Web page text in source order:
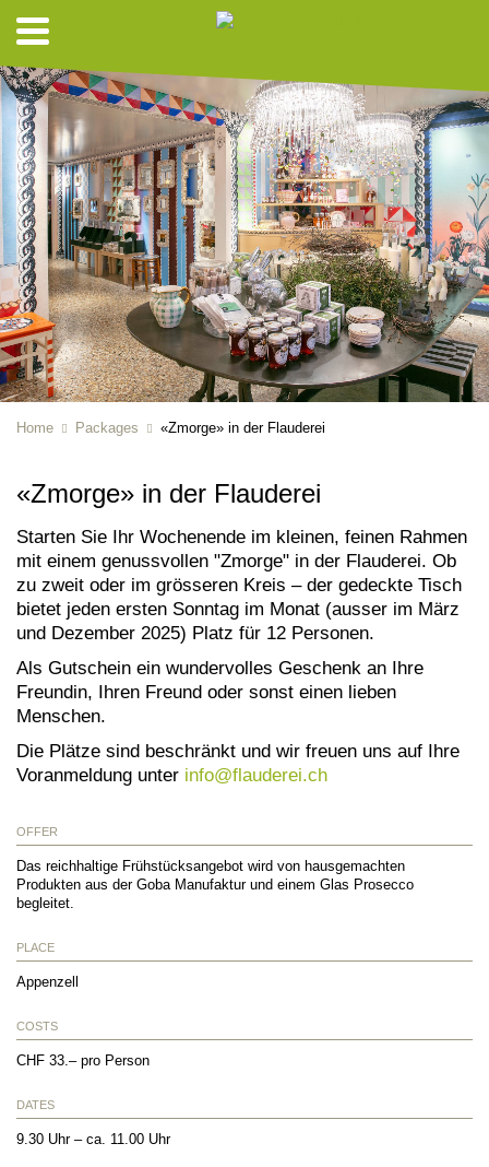
Home Packages «Zmorge» in der Flauderei
«Zmorge» in der Flauderei
Starten Sie Ihr Wochenende im kleinen, feinen Rahmen
mit einem genussvollen "Zmorge" in der Flauderei. Ob
zu zweit oder im grösseren Kreis – der gedeckte Tisch
bietet jeden ersten Sonntag im Monat (ausser im März
und Dezember 2025) Platz für 12 Personen.
Als Gutschein ein wundervolles Geschenk an Ihre
Freundin, Ihren Freund oder sonst einen lieben
Menschen.
Die Plätze sind beschränkt und wir freuen uns auf Ihre
Voranmeldung unter info@flauderei.ch
OFFER
Das reichhaltige Frühstücksangebot wird von hausgemachten
Produkten aus der Goba Manufaktur und einem Glas Prosecco
begleitet.
PLACE
Appenzell
COSTS
CHF 33.– pro Person
DATES
9.30 Uhr – ca. 11.00 Uhr